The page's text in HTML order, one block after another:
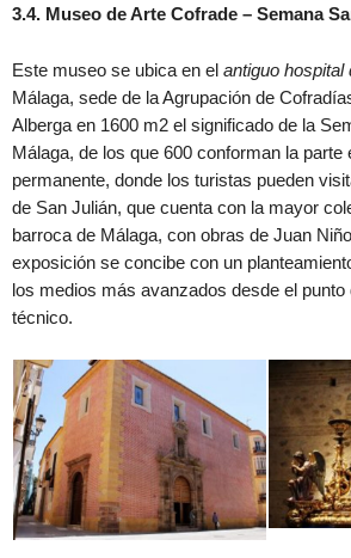
3.4. Museo de Arte Cofrade – Semana
Este museo se ubica en el antiguo hospital
Málaga, sede de la Agrupación de
Alberga en 1600 m2 el significado de la
Málaga, de los que 600 conforman la parte
permanente, donde los turistas pueden
de San Julián, que cuenta con la mayor
barroca de Málaga, con obras de Juan
exposición se concibe con un
los medios más avanzados desde el
técnico.